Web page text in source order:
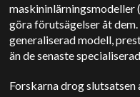
göra förutsägelser åt
generaliserad modell,
än de senaste
Forskarna drog slutsatsen